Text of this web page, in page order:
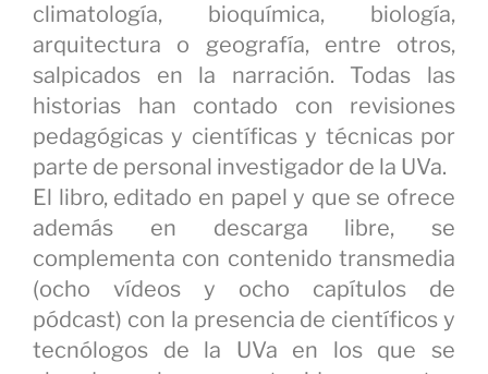
climatología, bioquímica, biología,
arquitectura o geografía, entre otros,
salpicados en la narración. Todas las
historias han contado con revisiones
pedagógicas y científicas y técnicas por
parte de personal investigador de la UVa.
El libro, editado en papel y que se ofrece
además en descarga libre, se
complementa con contenido transmedia
(ocho vídeos y ocho capítulos de
pódcast) con la presencia de científicos y
tecnólogos de la UVa en los que se